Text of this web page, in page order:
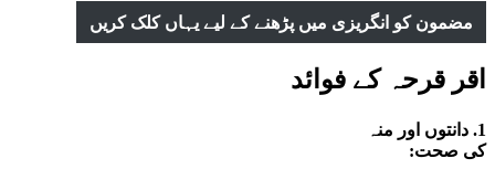
مضمون کو انگریزی میں پڑھنے کے لیے یہاں کلک کریں
اقر قرحہ کے فوائد
1. دانتوں اور منہ
کی صحت: